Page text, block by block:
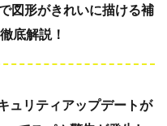
図形がきれいに描ける補
底解説！
ュリティアップデートが